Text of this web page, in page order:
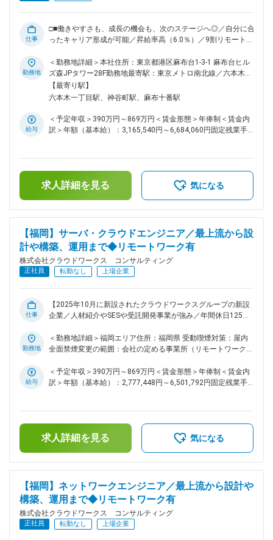
ームの立ち上げや拡大にも即参画可能です。キャリアの選択肢
が今まで以上に広がります。 ■当社の魅力： 2025年10月、ク
間を迎え、新しく生まれ変わりました。現在エンジニアの働き
方・給与／評価制度・福利厚生などの改善が進行中です。今後
は働く条件面だけでなく、様々なプロジェクトへの参画も期待
されます。 変更の範囲：会社の定める業務
仕事
□■働きやすさも、成長の機会も、次のステージへ◎／自分に合
ったキャリア形成が可能／昇給率高（6.0％）／9割リモート／
してスキルアップ可能■□ ■業務内容： ～Web系・オープン系
など新規開発案件・保守開発案件多数◎～ 通信、金融、メー
カー、官公庁等幅広い分野で、WEB・オープン系を中心とし
た開発案件の要件定義、基本設計などの上流工程から開発、テ
ーズをお任せします。 ■プロジェクト例： ・大手TVコンテン
ツ配信会社動画提供システム開発（Java/Python） ・メガベ
トカード会社向け 決済システム開発（Go) ・DXデータ基盤整
備開発（Node.js） ※Java/SpringBootを使用したウォーターフ
ォール開発を行うバックエンドエンジニアにとってベーシック
なプロジェクトやGoやNode.jsを使用し、クラウドネイティブ
DevOpsなど最先端の開発を行うことも可能です。 ■業務の特
徴： ～社内請負案件拡大中／スキルを磨き、キャリアを広げ
るクラウドワークスグループで次のステージへ～ ◇現在、クラ
ウドワークス コンサルティングでは社内での請負案件の拡大
を進めています。お客様先だけでなく、自社内でもスキルアッ
プできるチャンスが加速中です。 ・最先端技術に触れられる
も即参画可能、キャリアの選択肢が今まで以上に広がります。
■当社の魅力： 2025年10月、クラウドワークス コンサルティ
ました。現在エンジニアの働き方・給与／評価制度・福利厚生
などの改善が進行中です。今後は働く条件面だけでなく、様々
に、自分自身も成長したい" という方にとっては、今がまさ
に“チャンスのタイミング”です。 変更の範囲：会社の定める業
勤務地
＜勤務地詳細＞本社住所：東京都港区麻布台1-3-1 麻布台ヒル
ズ森JPタワー28F勤務地最寄駅：東京メトロ南北線／六本木一
丁目駅受動喫煙対策：屋内喫煙可能場所あり変更の範囲：会社
の定める事業所（リモートワーク含む）
【最寄り駅】
六本木一丁目駅、神谷町駅、麻布十番駅
給与
＜予定年収＞390万円～869万円＜賃金形態＞年俸制＜賃金内
訳＞年額（基本給）：3,165,540円～6,684,060円固定残業手
残業手当＞有＜給与補足＞※スキルや経験を考慮の上、当社賃
金規定により決定します。■昇給：年1回※2024年度年間平均
昇給額：26万円■業績賞与あり賃金はあくまでも目安の金額で
固定手当を含めた表記です。
求人詳細を見る 気になる
【福岡】サーバ・クラウドエンジニア／最上流から設
計や構築、運用まで◆リモートワーク有
株式会社クラウドワークス コンサルティング
正社員 転勤なし 上場企業
仕事
【2025年10月に新設されたクラウドワークスグループの新設
企業／人材紹介やSESや受託開発事業が強み／年間休日125日
サルティングから設計構築、運用まで一連の工程に携わり、シ
ステム構築プロジェクトに参画していただきます。大規模かつ
描きたいキャリアに応じて、最適な案件に取り組める環境で
す。 ■具体的な業務内容： ・インフラ領域における最上流の
規模開発プロジェクトやインフラ構築プロジェクトへの参画 ■
業務の特徴： ・インフラのプロジェクトを中心に、最上流の
ITコンサルティングから設計構築や運用まで幅広く経験できる
おり、クラウドや先端技術に関わるプロジェクトにも携わるこ
とができます。 ・運用から設計構築へのステップアップや、
クラウドスキルの習得など、伸ばしたいスキルやキャリアプラ
ンに合わせた案件選択が可能です。 ・特定のAWSプロフェッ
ショナル資格取得者は、入社直後からクラウドプロジェクトへ
のアサインが確約されています。 ■当ポジションの特徴： 九
勤務地
＜勤務地詳細＞福岡エリア住所：福岡県 受動喫煙対策：屋内
全面禁煙変更の範囲：会社の定める事業所（リモートワーク含
給与
＜予定年収＞390万円～869万円＜賃金形態＞年俸制＜賃金内
訳＞年額（基本給）：2,777,448円～6,501,792円固定残業手
残業手当＞有＜給与補足＞※給与詳細は、スキル・経験により
決定します。■昇給：年1回＜マネージャー採用時の給与＞年
俸（基本給）：5,108,880円～5,724,060円月次固定残業手当
賃金はあくまでも目安の金額であり、選考を通じて上下する可
能性があります。月給(月額)は固定手当を含めた表記です。
求人詳細を見る 気になる
【福岡】ネットワークエンジニア／最上流から設計や
構築、運用まで◆リモートワーク有
株式会社クラウドワークス コンサルティング
正社員 転勤なし 上場企業